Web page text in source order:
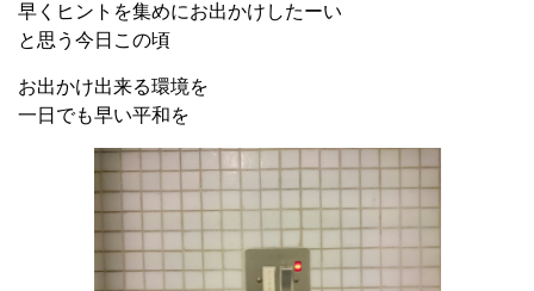
早くヒントを集めにお出かけしたーい
と思う今日この頃
お出かけ出来る環境を
一日でも早い平和を